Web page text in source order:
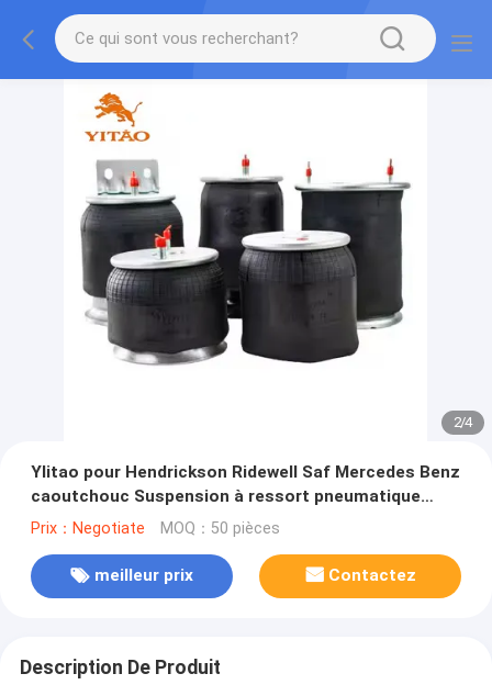
2/4
YIitao pour Hendrickson Ridewell Saf Mercedes Benz
caoutchouc Suspension à ressort pneumatique
pour camions remorque industrielle
Prix：Negotiate MOQ：50 pièces
meilleur prix Contactez
Description De Produit